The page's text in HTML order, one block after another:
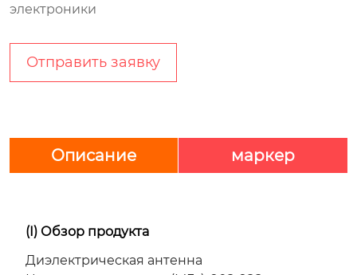
электроники
Отправить заявку
Описание маркер
(I) Обзор продукта
Диэлектрическая антенна